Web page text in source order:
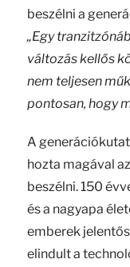
beszélni a
„Egy
változás kellős
nem teljesen
pontosan, hogy
A
hozta magával
beszélni. 150
és a nagyapa
emberek
elindult a